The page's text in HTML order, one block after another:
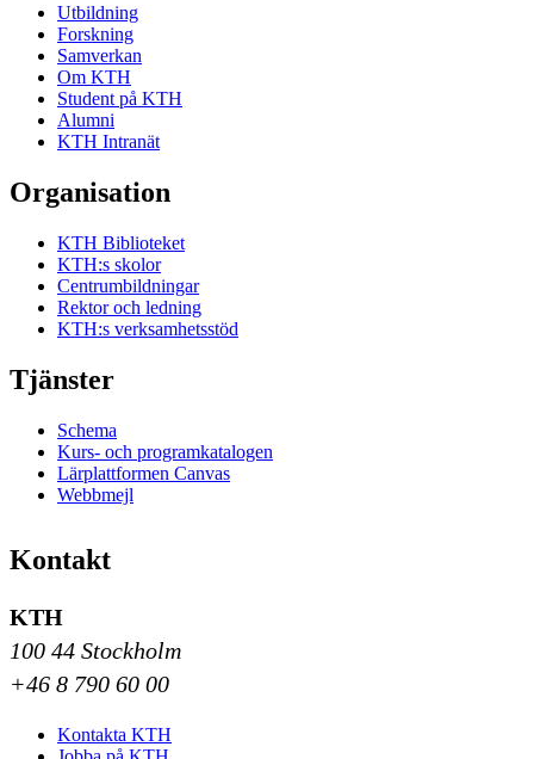
Utbildning
Forskning
Samverkan
Om KTH
Student på KTH
Alumni
KTH Intranät
Organisation
KTH Biblioteket
KTH:s skolor
Centrumbildningar
Rektor och ledning
KTH:s verksamhetsstöd
Tjänster
Schema
Kurs- och programkatalogen
Lärplattformen Canvas
Webbmejl
Kontakt
KTH
100 44 Stockholm
+46 8 790 60 00
Kontakta KTH